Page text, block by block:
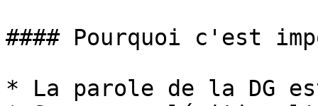
#### Pourquoi c'est
* La parole de la DG